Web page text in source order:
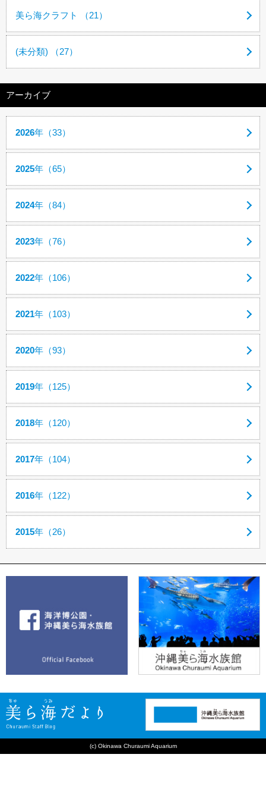
美ら海クラフト （21）
(未分類) （27）
アーカイブ
2026年（33）
2025年（65）
2024年（84）
2023年（76）
2022年（106）
2021年（103）
2020年（93）
2019年（125）
2018年（120）
2017年（104）
2016年（122）
2015年（26）
(c) Okinawa Churaumi Aquarium